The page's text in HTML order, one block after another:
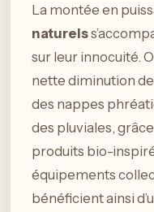
La montée en
naturels
sur leur innocuité.
nette diminution
des nappes
des pluviales,
produits bio-
équipements
bénéficient ainsi